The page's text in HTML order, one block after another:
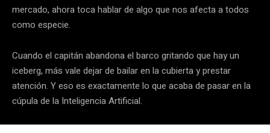
mercado, ahora toca hablar de algo que nos afecta a todos
como especie.
Cuando el capitán abandona el barco gritando que hay un
iceberg, más vale dejar de bailar en la cubierta y prestar
atención. Y eso es exactamente lo que acaba de pasar en la
cúpula de la Inteligencia Artificial.